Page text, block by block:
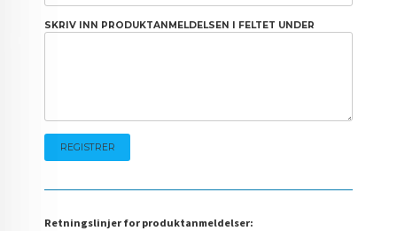
SKRIV INN PRODUKTANMELDELSEN I FELTET UNDER
Retningslinjer for produktanmeldelser: